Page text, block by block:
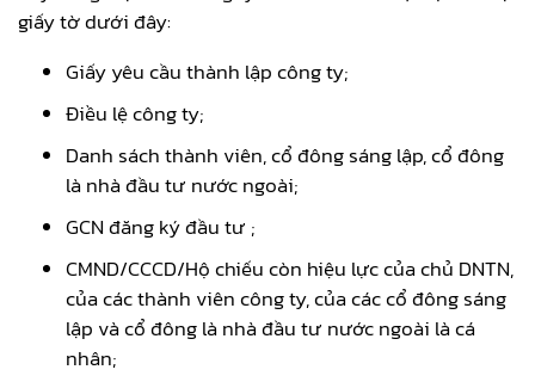
giấy tờ dưới đây:
Giấy yêu cầu thành lập công ty;
Điều lệ công ty;
Danh sách thành viên, cổ đông sáng lập, cổ đông
là nhà đầu tư nước ngoài;
GCN đăng ký đầu tư ;
CMND/CCCD/Hộ chiếu còn hiệu lực của chủ DNTN,
của các thành viên công ty, của các cổ đông sáng
lập và cổ đông là nhà đầu tư nước ngoài là cá
nhân;